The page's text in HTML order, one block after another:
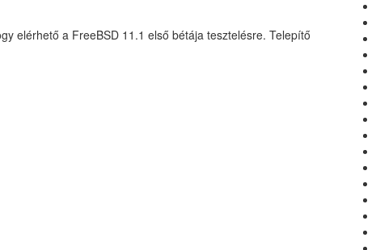
elérhető a FreeBSD 11.1 első bétája tesztelésre. Telepítő